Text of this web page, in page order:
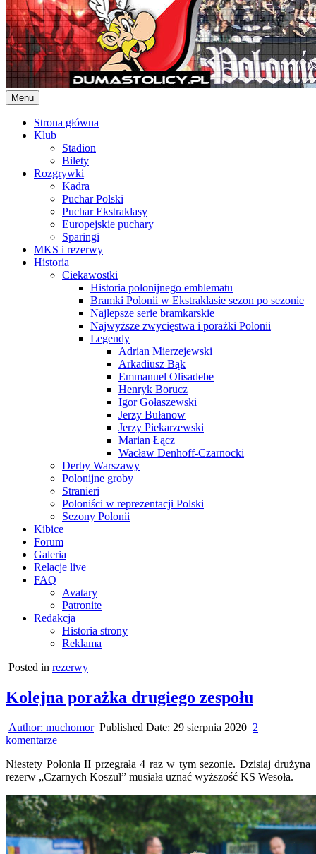
Menu
Strona główna
Klub
Stadion
Bilety
Rozgrywki
Kadra
Puchar Polski
Puchar Ekstraklasy
Europejskie puchary
Sparingi
MKS i rezerwy
Historia
Ciekawostki
Historia polonijnego emblematu
Bramki Polonii w Ekstraklasie sezon po sezonie
Najlepsze serie bramkarskie
Najwyższe zwycięstwa i porażki Polonii
Legendy
Adrian Mierzejewski
Arkadiusz Bąk
Emmanuel Olisadebe
Henryk Borucz
Igor Gołaszewski
Jerzy Bułanow
Jerzy Piekarzewski
Marian Łącz
Wacław Denhoff-Czarnocki
Derby Warszawy
Polonijne groby
Stranieri
Poloniści w reprezentacji Polski
Sezony Polonii
Kibice
Forum
Galeria
Relacje live
FAQ
Avatary
Patronite
Redakcja
Historia strony
Reklama
Posted in rezerwy
Kolejna porażka drugiego zespołu
Author: muchomor Published Date: 29 sierpnia 2020 2
komentarzedo
porażka
drugiego
Niestety Polonia II przegrała 4 raz w tym sezonie. Dzisiaj drużyna
rezerw „Czarnych Koszul” musiała uznać wyższość KS Wesoła.